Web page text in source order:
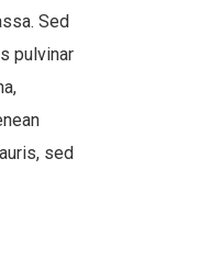
Sed
pulvinar
sed